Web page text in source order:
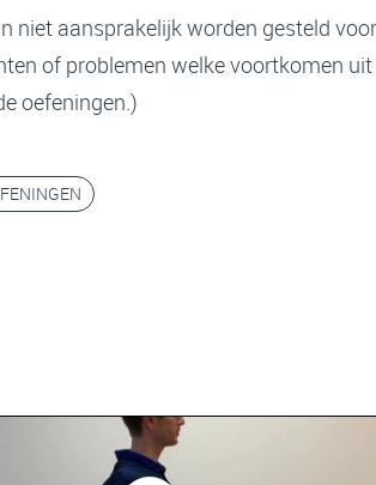
niet aansprakelijk worden gesteld voor
of problemen welke voortkomen
oefeningen.)